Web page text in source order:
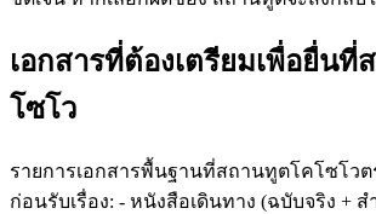
เอกสารที่ต้องเตรียมเพื่อยื่นที่
โซโว
รายการเอกสารพื้นฐานที่สถานทูตโคโซโว
ก่อนรับเรื่อง: - หนังสือเดินทาง (ฉบับจริง +